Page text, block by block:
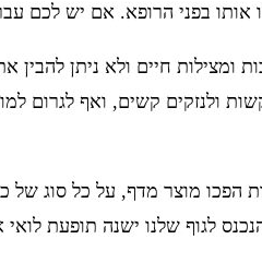
בפני הרופא. אם יש לכם
ומצילות חיים ולא ניתן
ולנזקים קשים, ואף לגרום
הפכו מוצר מדף, על כל סוג
לגוף שלנו ישנה תופעת